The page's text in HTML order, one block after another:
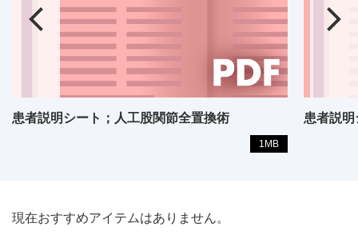
患者説明シート；人工股関節全置換術
1MB
患者説
現在おすすめアイテムはありません。